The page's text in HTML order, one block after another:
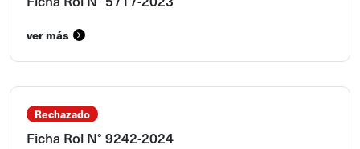
ver más
Rechazado
Ficha Rol N° 9242-2024